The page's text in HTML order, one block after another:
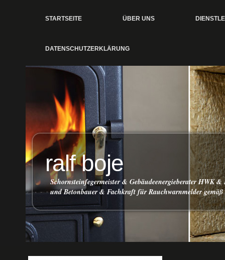
STARTSEITE ÜBER UNS
DATENSCHUTZERKLÄRUNG
ralf boje
Schornsteinfegermeister & Gebäudeenergieberater HWK
und Betonbauer & Fachkraft für Rauchwarnmelder